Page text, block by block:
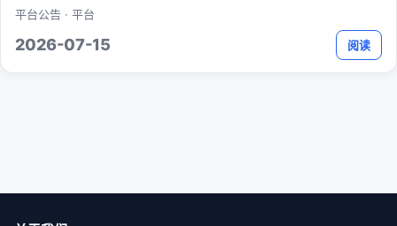
平台公告 · 平台
2026-07-15 阅读